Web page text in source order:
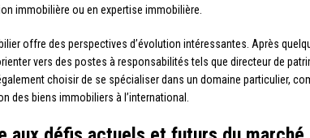
immobilière ou en expertise immobilière.
offre des perspectives d’évolution intéressantes. Après
vers des postes à responsabilités tels que directeur de
choisir de se spécialiser dans un domaine particulier,
des biens immobiliers à l’international.